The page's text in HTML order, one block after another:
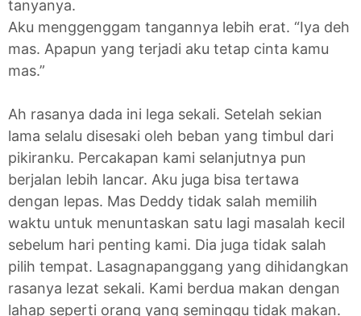
tanyanya.
Aku menggenggam tangannya lebih erat. “Iya deh
mas. Apapun yang terjadi aku tetap cinta kamu
mas.”
Ah rasanya dada ini lega sekali. Setelah sekian
lama selalu disesaki oleh beban yang timbul dari
pikiranku. Percakapan kami selanjutnya pun
berjalan lebih lancar. Aku juga bisa tertawa
dengan lepas. Mas Deddy tidak salah memilih
waktu untuk menuntaskan satu lagi masalah kecil
sebelum hari penting kami. Dia juga tidak salah
pilih tempat. Lasagnapanggang yang dihidangkan
rasanya lezat sekali. Kami berdua makan dengan
lahap seperti orang yang seminggu tidak makan.